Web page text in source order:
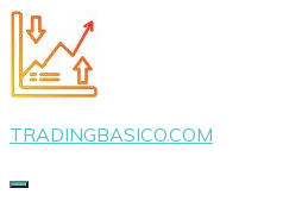
Saltar
al
contenido
TRADINGBASICO.COM